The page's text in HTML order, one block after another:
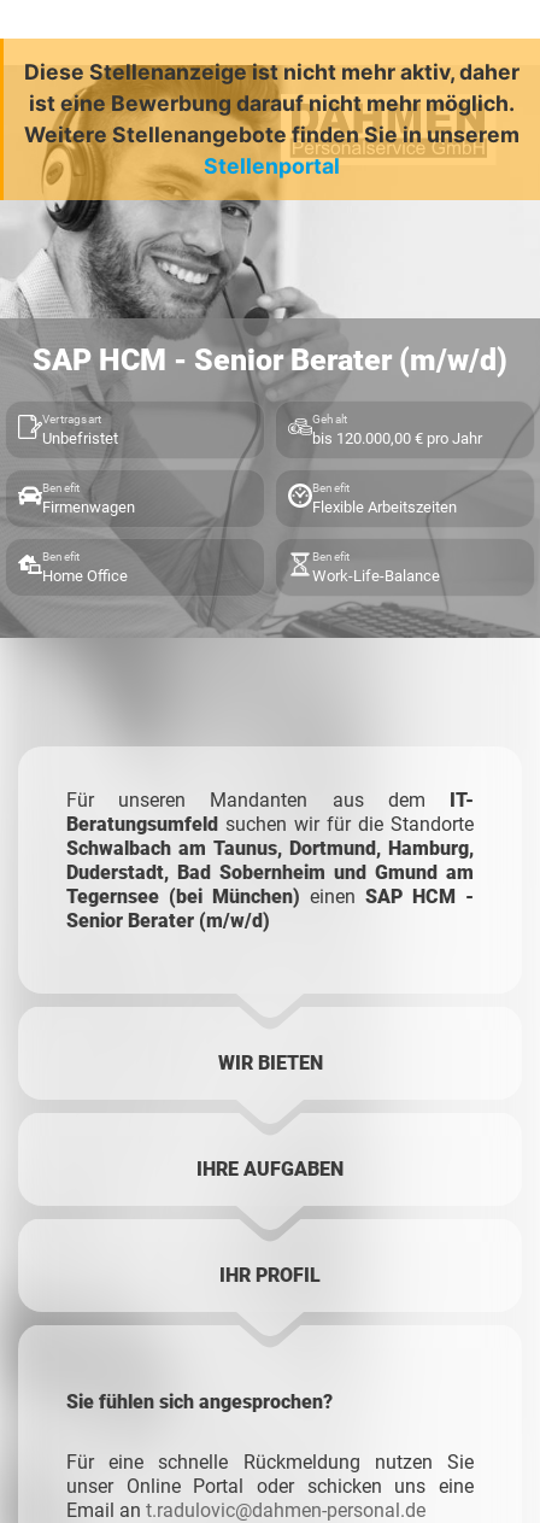
Diese Stellenanzeige ist nicht mehr aktiv, daher
ist eine Bewerbung darauf nicht mehr möglich.
Weitere Stellenangebote finden Sie in unserem
Stellenportal
SAP HCM - Senior Berater (m/w/d)
Vertragsart
Unbefristet
Gehalt
bis 120.000,00 € pro Jahr
Benefit
Firmenwagen
Benefit
Flexible Arbeitszeiten
Benefit
Home Office
Benefit
Work-Life-Balance
Für unseren Mandanten aus dem IT-
Beratungsumfeld suchen wir für die Standorte
Schwalbach am Taunus, Dortmund, Hamburg,
Duderstadt, Bad Sobernheim und Gmund am
Tegernsee (bei München) einen SAP HCM -
Senior Berater (m/w/d)
WIR BIETEN
IHRE AUFGABEN
IHR PROFIL
Sie fühlen sich angesprochen?
Für eine schnelle Rückmeldung nutzen Sie
unser Online Portal oder schicken uns eine
Email an t.radulovic@dahmen-personal.de